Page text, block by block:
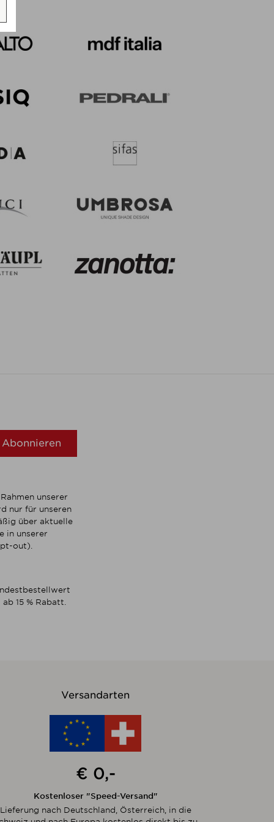
Abonnieren
unserer
nur für unseren
über aktuelle
in unserer
out).
15 % Rabatt.
Versandarten
€ 0,-
Kostenloser "Speed-Versand"
Lieferung nach Deutschland, Österreich, in die